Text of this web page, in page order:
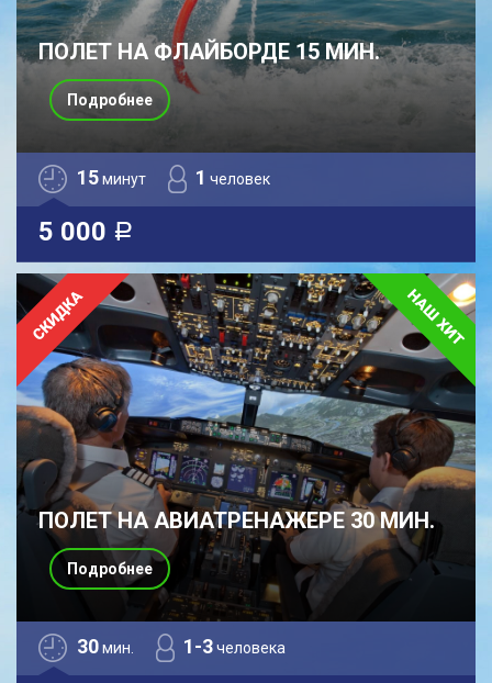
ПОЛЕТ НА ФЛАЙБОРДЕ 15 МИН.
15минут 1 человек
5 000 a
Подробнее
ПОЛЕТ НА АВИАТРЕНАЖЕРЕ 30 МИН.
30мин. 1-3человека
Подробнее